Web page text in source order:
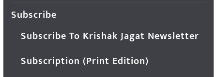
Subscribe
Subscribe To Krishak Jagat Newsletter
Subscription (Print Edition)